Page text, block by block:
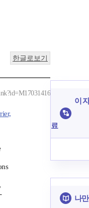
한글로보기
이
료
나